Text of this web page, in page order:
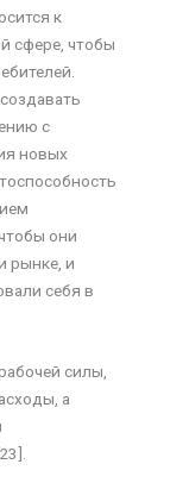
к
сфере, чтобы
с
новых
они
рынке, и
себя в
силы,
а